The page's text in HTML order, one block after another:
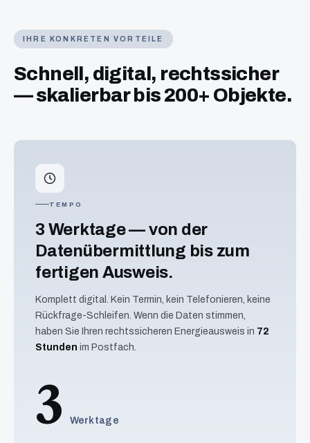
IHRE KONKRETEN VORTEILE
Schnell, digital, rechtssicher
— skalierbar bis 200+ Objekte.
TEMPO
3 Werktage — von der
Datenübermittlung bis zum
fertigen Ausweis.
Komplett digital. Kein Termin, kein Telefonieren, keine
Rückfrage-Schleifen. Wenn die Daten stimmen,
haben Sie Ihren rechtssicheren Energieausweis in 72
Stunden im Postfach.
3 Werktage